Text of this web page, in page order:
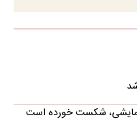
نمایشی، شکست خورده است